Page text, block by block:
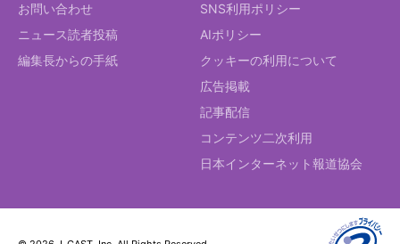
お問い合わせ
ニュース読者投稿
編集長からの手紙
SNS利用ポリシー
AIポリシー
クッキーの利用について
広告掲載
記事配信
コンテンツ二次利用
日本インターネット報道協会